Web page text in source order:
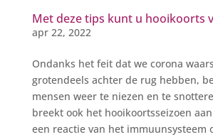
Met deze tips kunt u hooikoorts
apr 22, 2022
Ondanks het feit dat we corona
grotendeels achter de rug hebben,
mensen weer te niezen en te
breekt ook het hooikoortsseizoen
een reactie van het immuunsysteem